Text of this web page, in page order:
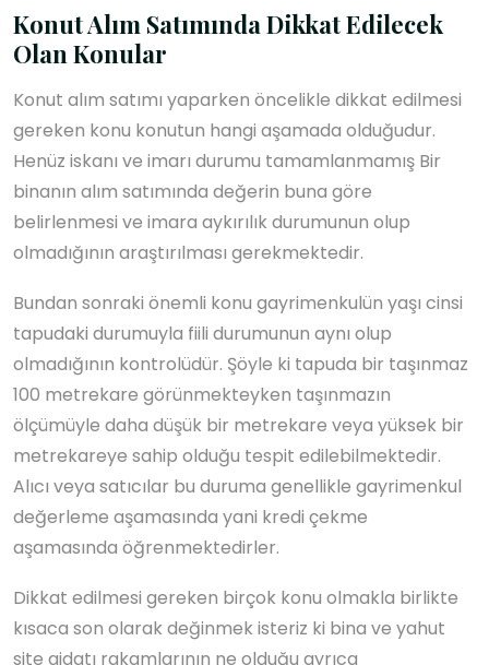
Konut Alım Satımında Dikkat Edilecek
Olan Konular
Konut alım satımı yaparken öncelikle dikkat edilmesi
gereken konu konutun hangi aşamada olduğudur.
Henüz iskanı ve imarı durumu tamamlanmamış Bir
binanın alım satımında değerin buna göre
belirlenmesi ve imara aykırılık durumunun olup
olmadığının araştırılması gerekmektedir.
Bundan sonraki önemli konu gayrimenkulün yaşı cinsi
tapudaki durumuyla fiili durumunun aynı olup
olmadığının kontrolüdür. Şöyle ki tapuda bir taşınmaz
100 metrekare görünmekteyken taşınmazın
ölçümüyle daha düşük bir metrekare veya yüksek bir
metrekareye sahip olduğu tespit edilebilmektedir.
Alıcı veya satıcılar bu duruma genellikle gayrimenkul
değerleme aşamasında yani kredi çekme
aşamasında öğrenmektedirler.
Dikkat edilmesi gereken birçok konu olmakla birlikte
kısaca son olarak değinmek isteriz ki bina ve yahut
site aidatı rakamlarının ne olduğu ayrıca